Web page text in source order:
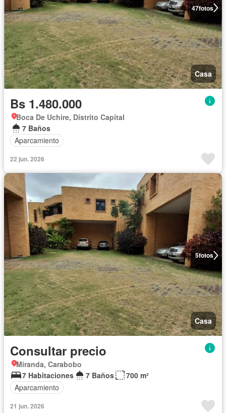
47fotos
Casa
Bs 1.480.000
Boca De Uchire, Distrito Capital
7 Baños
Aparcamiento
22 jun. 2026
5fotos
Casa
Consultar precio
Miranda, Carabobo
7 Habitaciones
7 Baños
700 m²
Aparcamiento
21 jun. 2026